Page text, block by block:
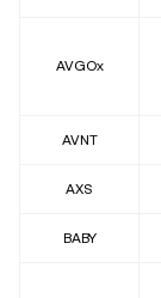
AVGOx
AVNT
AXS
BABY